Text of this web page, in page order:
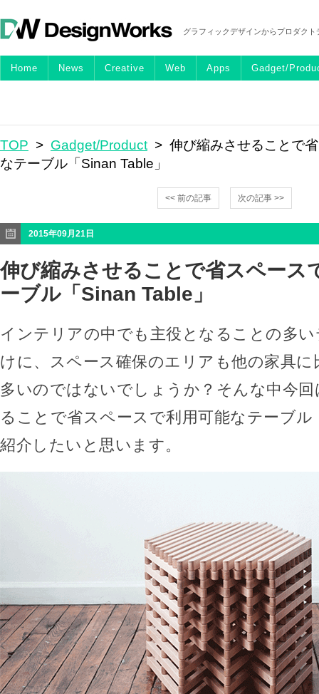
グラフィックデザインからプロダク
Home News Creative Web Apps Gadget/
TOP > Gadget/Product > 伸び縮みさせることで
なテーブル「Sinan Table」
<< 前の記事 次の記事 >>
2015年09月21日
伸び縮みさせることで省スペース
ーブル「Sinan Table」
インテリアの中でも主役となることの多
けに、スペース確保のエリアも他の家具
多いのではないでしょうか？そんな中今
ることで省スペースで利用可能なテーブル
紹介したいと思います。